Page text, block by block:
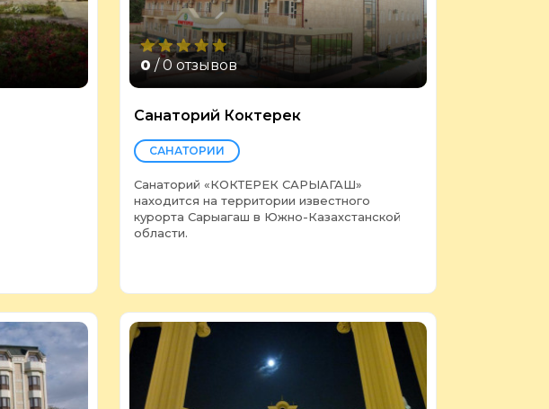
0/ 0 отзывов
Санаторий Коктерек
САНАТОРИИ
Санаторий «КОКТЕРЕК САРЫАГАШ»
находится на территории известного
курорта Сарыагаш в Южно-Казахстанской
области.